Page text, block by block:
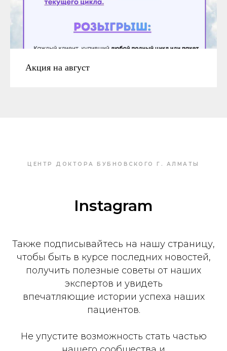
Акция на август
ЦЕНТР ДОКТОРА БУБНОВСКОГО Г. АЛМАТЫ
Instagram
Также подписывайтесь на нашу страницу,
чтобы быть в курсе последних новостей,
получить полезные советы от наших
экспертов и увидеть
впечатляющие истории успеха наших
пациентов.
Не упустите возможность стать частью